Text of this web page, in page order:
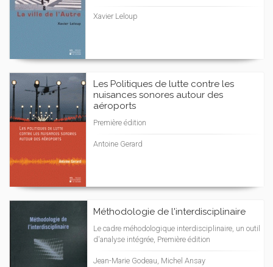
Xavier Leloup
Les Politiques de lutte contre les
nuisances sonores autour des
aéroports
Première édition
Antoine Gerard
Méthodologie de l'interdisciplinaire
Le cadre méhodologique interdisciplinaire, un outil
d'analyse intégrée, Première édition
Jean-Marie Godeau, Michel Ansay